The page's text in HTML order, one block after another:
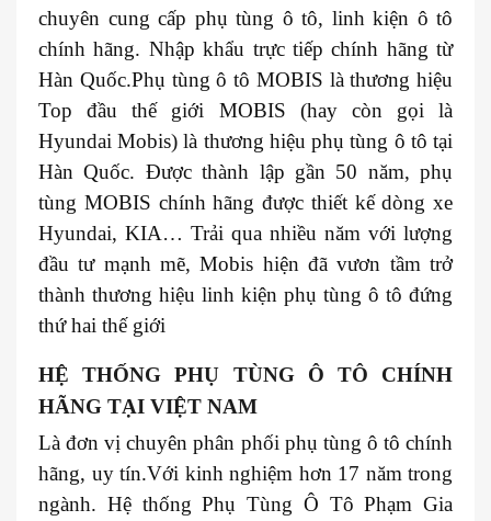
chuyên cung cấp phụ tùng ô tô, linh kiện ô tô
chính hãng. Nhập khẩu trực tiếp chính hãng từ
Hàn Quốc.Phụ tùng ô tô MOBIS là thương hiệu
Top đầu thế giới MOBIS (hay còn gọi là
Hyundai Mobis) là thương hiệu phụ tùng ô tô tại
Hàn Quốc. Được thành lập gần 50 năm, phụ
tùng MOBIS chính hãng được thiết kế dòng xe
Hyundai, KIA… Trải qua nhiều năm với lượng
đầu tư mạnh mẽ, Mobis hiện đã vươn tầm trở
thành thương hiệu linh kiện phụ tùng ô tô đứng
thứ hai thế giới
HỆ THỐNG PHỤ TÙNG Ô TÔ CHÍNH
HÃNG TẠI VIỆT NAM
Là đơn vị chuyên phân phối phụ tùng ô tô chính
hãng, uy tín.Với kinh nghiệm hơn 17 năm trong
ngành. Hệ thống Phụ Tùng Ô Tô Phạm Gia